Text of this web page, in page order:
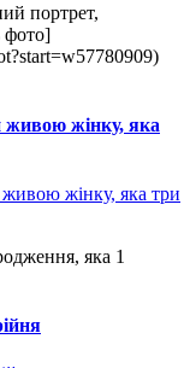
портрет,
фото]
жінку, яка
яка 1